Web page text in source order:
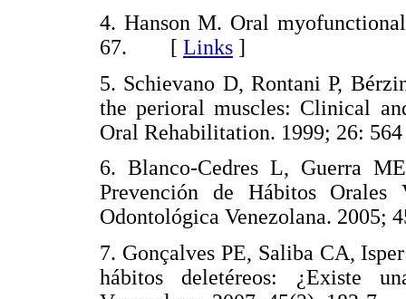
4. Hanson M. Oral
67. [ Links ]
5. Schievano D, Rontani P,
the perioral muscles: Clinical
Oral Rehabilitation. 1999; 26:
6. Blanco-Cedres L, Guerra
Prevención de Hábitos
Odontológica Venezolana.
7. Gonçalves PE, Saliba CA,
hábitos deletéreos: ¿Existe